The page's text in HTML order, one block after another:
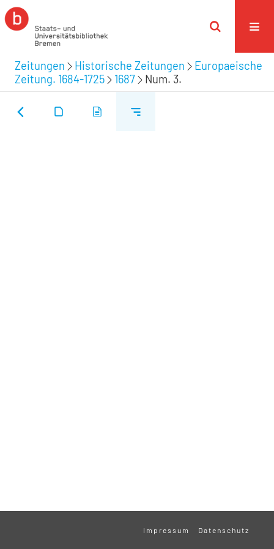
Zeitungen Historische Zeitungen
Europaeische
Zeitung. 1684-1725
1687 Num. 3.
Impressum Datenschutz